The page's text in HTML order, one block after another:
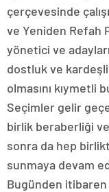
çerçevesinde
ve Yeniden Refah
yönetici ve
dostluk ve
olmasını kıymetli
Seçimler gelir
birlik beraberliği
sonra da hep
sunmaya devam
Bugünden